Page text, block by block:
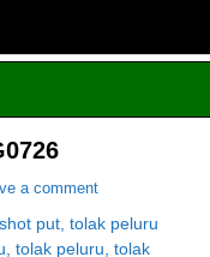
Olahraga Yang
a comment